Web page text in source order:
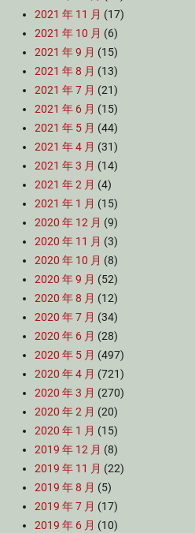
2021 年 11 月 (17)
2021 年 10 月 (6)
2021 年 9 月 (15)
2021 年 8 月 (13)
2021 年 7 月 (21)
2021 年 6 月 (15)
2021 年 5 月 (44)
2021 年 4 月 (31)
2021 年 3 月 (14)
2021 年 2 月 (4)
2021 年 1 月 (15)
2020 年 12 月 (9)
2020 年 11 月 (3)
2020 年 10 月 (8)
2020 年 9 月 (52)
2020 年 8 月 (12)
2020 年 7 月 (34)
2020 年 6 月 (28)
2020 年 5 月 (497)
2020 年 4 月 (721)
2020 年 3 月 (270)
2020 年 2 月 (20)
2020 年 1 月 (15)
2019 年 12 月 (8)
2019 年 11 月 (22)
2019 年 8 月 (5)
2019 年 7 月 (17)
2019 年 6 月 (10)